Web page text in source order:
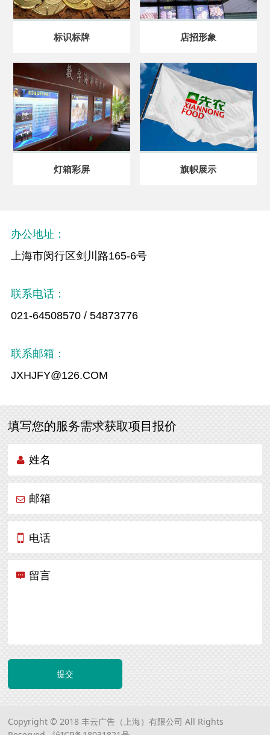
标识标牌 店招形象
灯箱彩屏 旗帜展示
办公地址：
上海市闵行区剑川路165-6号
联系电话：
021-64508570 / 54873776
联系邮箱：
JXHJFY@126.COM
填写您的服务需求获取项目报价
姓名
邮箱
电话
留言
提交
Copyright © 2018 丰云广告（上海）有限公司 All Rights